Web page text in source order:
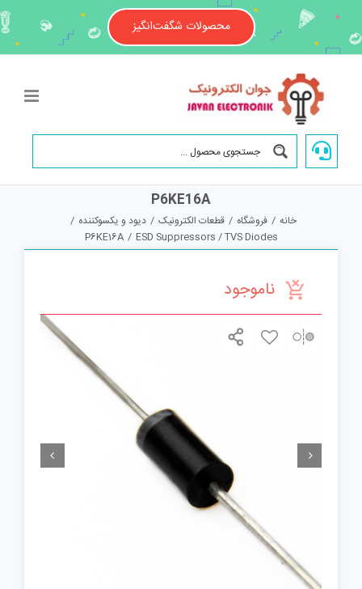
content
محصولات شگفت‌انگیز
P6KE16A
خانه / فروشگاه / قطعات الکترونیک / دیود و یکسوکننده /
ESD Suppressors / TVS Diodes
/
P6KE16A
ناموجود
 